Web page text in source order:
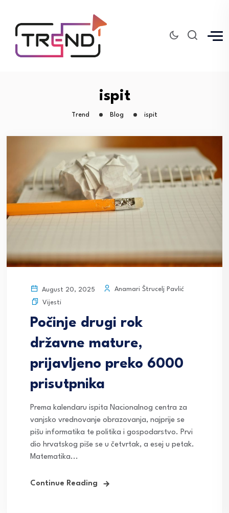
ispit
Trend Blog ispit
August 20, 2025
Anamari Štrucelj Pavlić
Vijesti
Počinje drugi rok
državne mature,
prijavljeno preko 6000
prisutpnika
Prema kalendaru ispita Nacionalnog centra za
vanjsko vrednovanje obrazovanja, najprije se
pišu informatika te politika i gospodarstvo. Prvi
dio hrvatskog piše se u četvrtak, a esej u petak.
Matematika...
Continue Reading